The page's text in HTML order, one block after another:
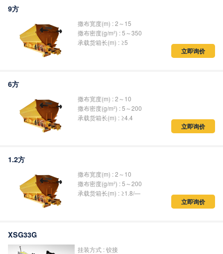
9方
撒布宽度(m) : 2～15
撒布密度(g/m²) : 5～350
承载货箱长(m) : ≥5
立即询价
6方
撒布宽度(m) : 2～10
撒布密度(g/m²) : 5～200
承载货箱长(m) : ≥4.4
立即询价
1.2方
撒布宽度(m) : 2～10
撒布密度(g/m²) : 5～200
承载货箱长(m) : ≥1.8/—
立即询价
XSG33G
挂装方式 : 铰接